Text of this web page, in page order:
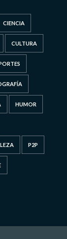
CIENCIA
CULTURA
HUMOR
P2P